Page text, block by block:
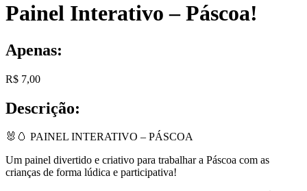
Painel Interativo – Páscoa!
Apenas:
R$ 7,00
Descrição:
🐰🥚 PAINEL INTERATIVO – PÁSCOA
Um painel divertido e criativo para trabalhar a Páscoa com as
crianças de forma lúdica e participativa!